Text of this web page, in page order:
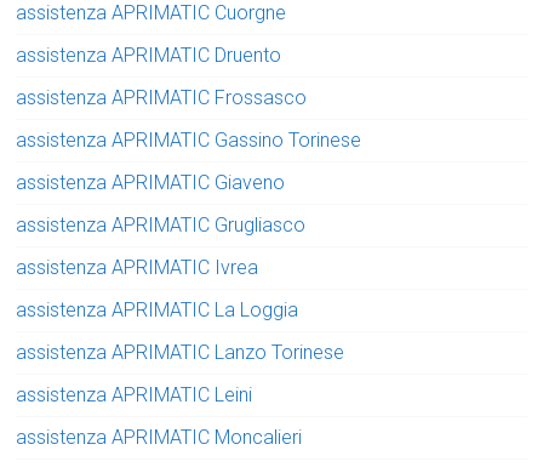
assistenza APRIMATIC Cuorgne
assistenza APRIMATIC Druento
assistenza APRIMATIC Frossasco
assistenza APRIMATIC Gassino Torinese
assistenza APRIMATIC Giaveno
assistenza APRIMATIC Grugliasco
assistenza APRIMATIC Ivrea
assistenza APRIMATIC La Loggia
assistenza APRIMATIC Lanzo Torinese
assistenza APRIMATIC Leini
assistenza APRIMATIC Moncalieri